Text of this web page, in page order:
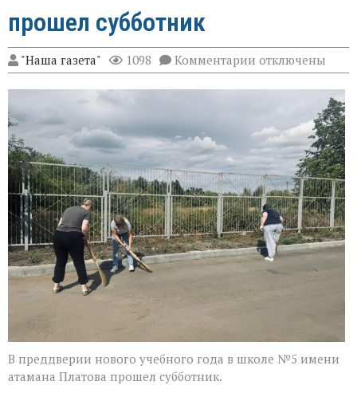
прошел субботник
"Наша газета" 1098 Комментарии к
записи
В
имени
Платова
прошел
субботник
отключены
В преддверии нового учебного года в школе №5 имени
атамана Платова прошел субботник.